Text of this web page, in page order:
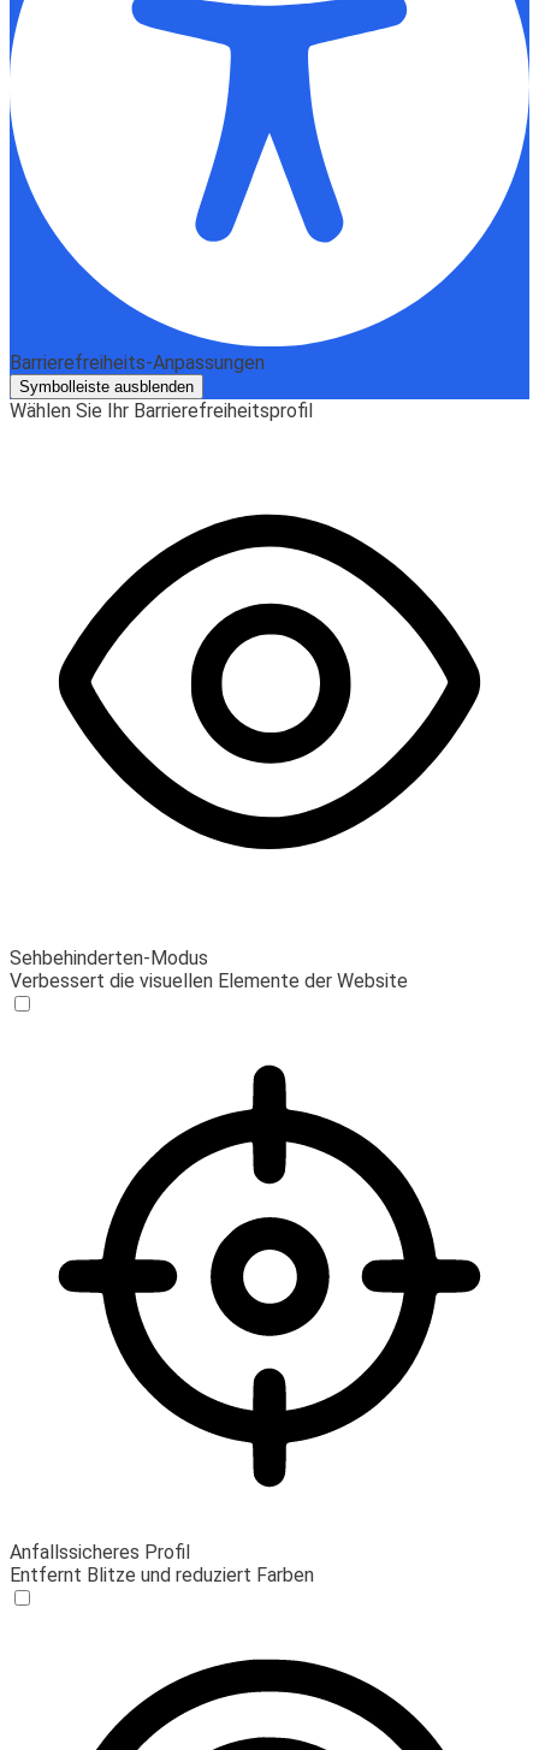
Barrierefreiheits-Anpassungen
Symbolleiste ausblenden
Wählen Sie Ihr Barrierefreiheitsprofil
Sehbehinderten-Modus
Verbessert die visuellen Elemente der Website
Anfallssicheres Profil
Entfernt Blitze und reduziert Farben